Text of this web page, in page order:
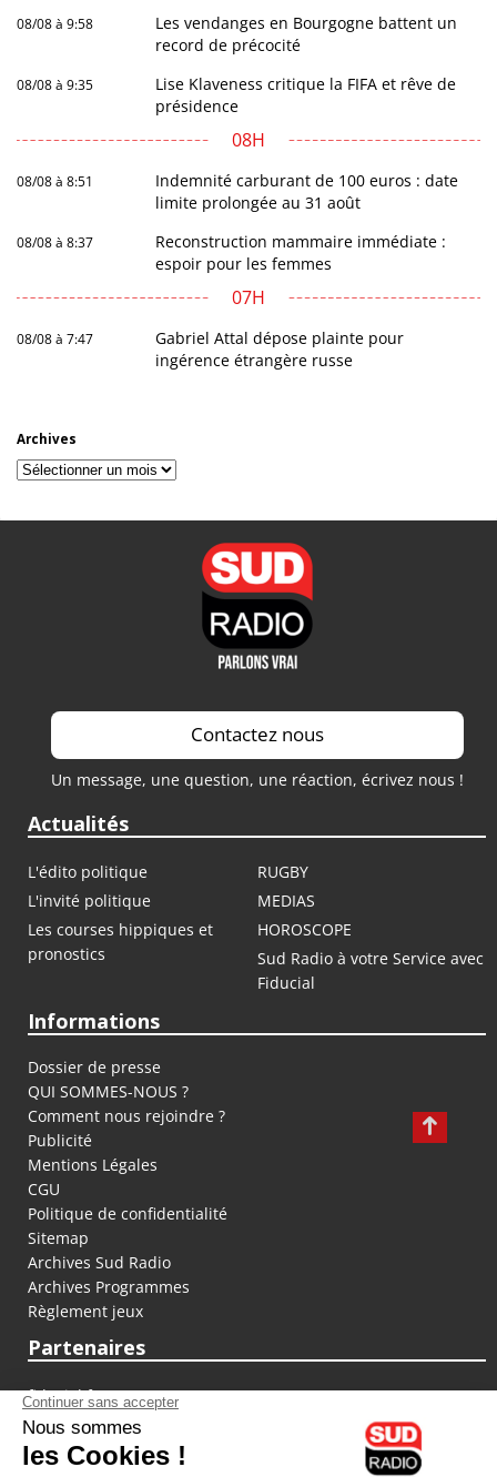
08/08 à 9:58
Les vendanges en Bourgogne battent un
record de précocité
08/08 à 9:35
Lise Klaveness critique la FIFA et rêve de
présidence
08H
08/08 à 8:51
Indemnité carburant de 100 euros : date
limite prolongée au 31 août
08/08 à 8:37
Reconstruction mammaire immédiate :
espoir pour les femmes
07H
08/08 à 7:47
Gabriel Attal dépose plainte pour
ingérence étrangère russe
Archives
Archives
Contactez nous
Un message, une question, une réaction, écrivez nous !
Actualités
L'édito politique
RUGBY
L'invité politique
MEDIAS
Les courses hippiques et
pronostics
HOROSCOPE
Sud Radio à votre Service avec
Fiducial
Informations
Dossier de presse
QUI SOMMES-NOUS ?
Comment nous rejoindre ?
Publicité
Mentions Légales
CGU
Politique de confidentialité
Sitemap
Archives Sud Radio
Archives Programmes
Règlement jeux
Partenaires
fiducial.fr
lyoncapitale.fr
olympique-et-lyonnais.com